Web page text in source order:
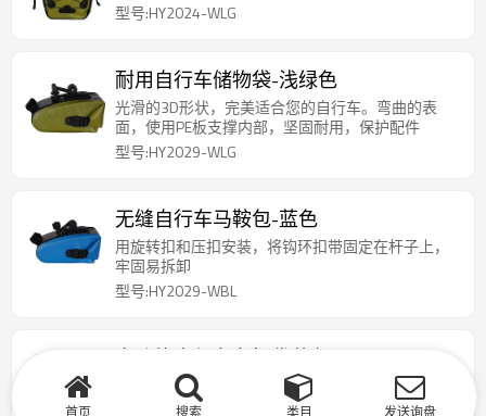
型号:HY2024-WLG
耐用自行车储物袋-浅绿色
光滑的3D形状，完美适合您的自行车。弯曲的表
面，使用PE板支撑内部，坚固耐用，保护配件
型号:HY2029-WLG
无缝自行车马鞍包-蓝色
用旋转扣和压扣安装，将钩环扣带固定在杆子上，
牢固易拆卸
型号:HY2029-WBL
多功能自行车车把袋蓝色
两个铲斗可轻松定位前车把。适用于大多数自行
车，山地车，公路或通勤自行车。